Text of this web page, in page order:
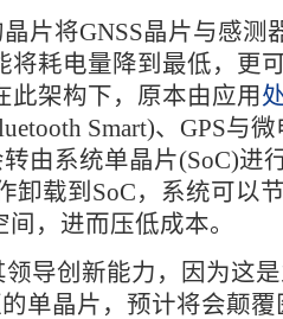
片将GNSS晶片与感测
将耗电量降到最低，更
此架构下，原本由应用
Smart)、GPS与
由系统单晶片(SoC)进
卸载到SoC，系统可以
，进而压低成本。
领导创新能力，因为这
单晶片，预计将会颠